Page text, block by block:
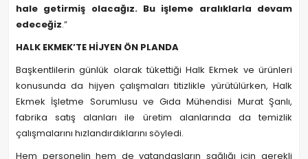
hale getirmiş olacağız. Bu işleme aralıklarla devam
edeceğiz.”
HALK EKMEK’TE HİJYEN ÖN PLANDA
Başkentlilerin günlük olarak tükettiği Halk Ekmek ve ürünleri
konusunda da hijyen çalışmaları titizlikle yürütülürken, Halk
Ekmek İşletme Sorumlusu ve Gıda Mühendisi Murat Şanlı,
fabrika satış alanları ile üretim alanlarında da temizlik
çalışmalarını hızlandırdıklarını söyledi.
Hem personelin hem de vatandaşların sağlığı için gerekli